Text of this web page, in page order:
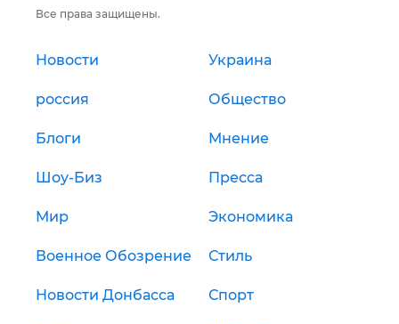
Все права защищены.
Новости Украина
россия Общество
Блоги Мнение
Шоу-Биз Пресса
Мир Экономика
Военное Обозрение Стиль
Новости Донбасса Спорт